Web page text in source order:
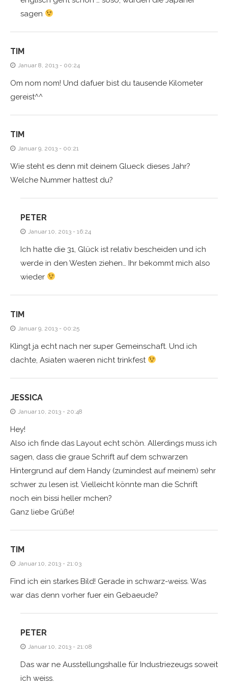
sagen
TIM
Januar 8, 2013 - 00:24
Om nom nom! Und dafuer bist du tausende Kilometer
gereist^^
TIM
Januar 9, 2013 - 00:21
Wie steht es denn mit deinem Glueck dieses Jahr?
Welche Nummer hattest du?
PETER
Januar 10, 2013 - 16:24
Ich hatte die 31, Glück ist relativ bescheiden und ich
werde in den Westen ziehen… Ihr bekommt mich also
wieder
TIM
Januar 9, 2013 - 00:25
Klingt ja echt nach ner super Gemeinschaft. Und ich
dachte, Asiaten waeren nicht trinkfest
JESSICA
Januar 10, 2013 - 20:48
Hey!
Also ich finde das Layout echt schön. Allerdings muss ich
sagen, dass die graue Schrift auf dem schwarzen
Hintergrund auf dem Handy (zumindest auf meinem) sehr
schwer zu lesen ist. Vielleicht könnte man die Schrift
noch ein bissi heller mchen?
Ganz liebe Grüße!
TIM
Januar 10, 2013 - 21:03
Find ich ein starkes Bild! Gerade in schwarz-weiss. Was
war das denn vorher fuer ein Gebaeude?
PETER
Januar 10, 2013 - 21:08
Das war ne Ausstellungshalle für Industriezeugs soweit
ich weiss.